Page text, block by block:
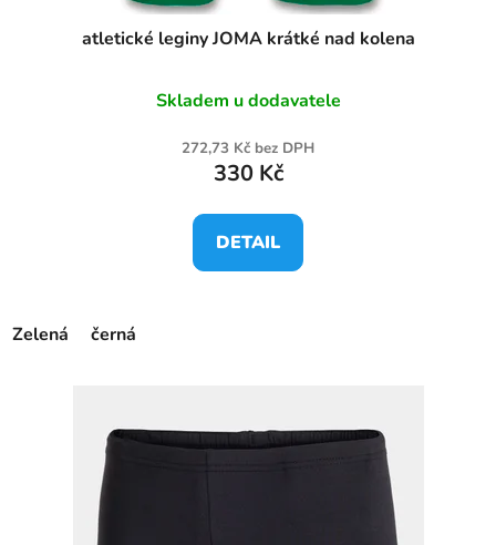
atletické leginy JOMA krátké nad kolena
Skladem u dodavatele
272,73 Kč bez DPH
330 Kč
DETAIL
Zelená černá